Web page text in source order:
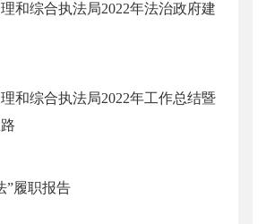
和综合执法局2022年法治政府建
和综合执法局2022年工作总结暨
”履职报告